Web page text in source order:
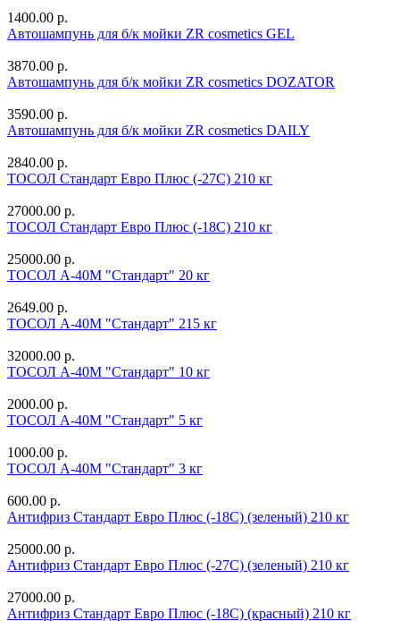
1400.00 р.
Автошампунь для б/к мойки ZR cosmetics GEL
3870.00 р.
Автошампунь для б/к мойки ZR cosmetics DOZATOR
3590.00 р.
Автошампунь для б/к мойки ZR cosmetics DAILY
2840.00 р.
ТОСОЛ Стандарт Евро Плюс (-27С) 210 кг
27000.00 р.
ТОСОЛ Стандарт Евро Плюс (-18С) 210 кг
25000.00 р.
ТОСОЛ А-40М "Стандарт" 20 кг
2649.00 р.
ТОСОЛ А-40М "Стандарт" 215 кг
32000.00 р.
ТОСОЛ А-40М "Стандарт" 10 кг
2000.00 р.
ТОСОЛ А-40М "Стандарт" 5 кг
1000.00 р.
ТОСОЛ А-40М "Стандарт" 3 кг
600.00 р.
Антифриз Стандарт Евро Плюс (-18С) (зеленый) 210 кг
25000.00 р.
Антифриз Стандарт Евро Плюс (-27С) (зеленый) 210 кг
27000.00 р.
Антифриз Стандарт Евро Плюс (-18С) (красный) 210 кг